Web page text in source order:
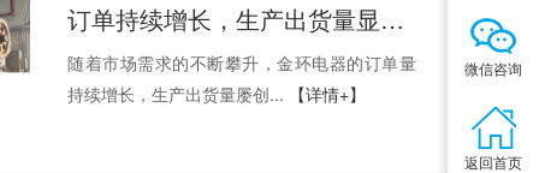
订单持续增长，生产出货量显著提升
随着市场需求的不断攀升，金环电器的订单量
持续增长，生产出货量屡创...
【详情+】
微信咨询
返回首页